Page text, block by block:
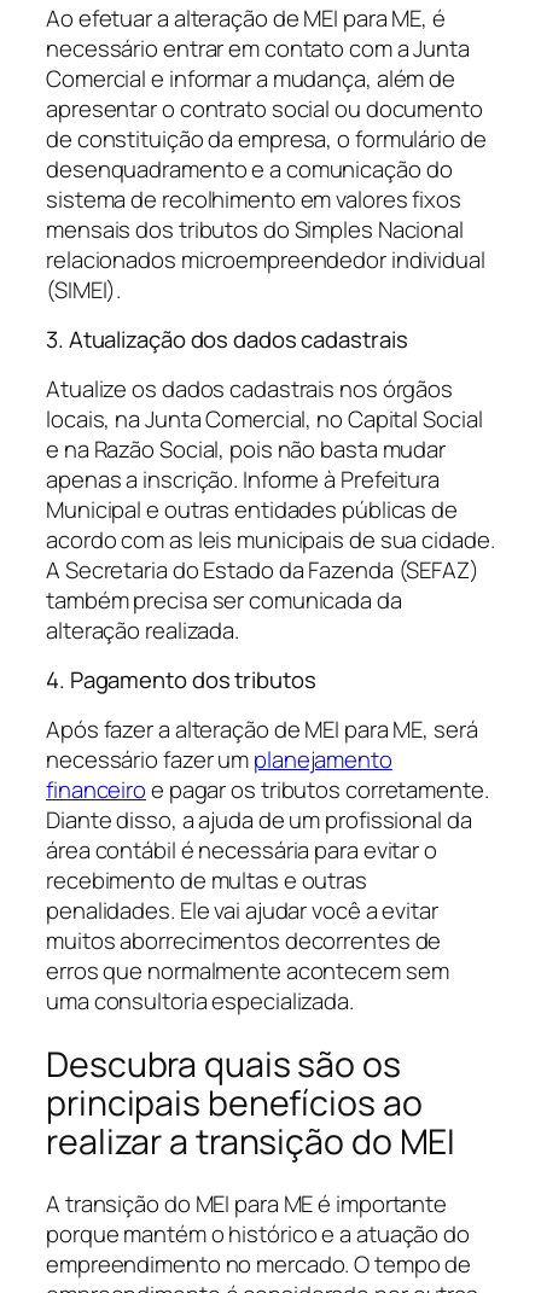
Ao efetuar a alteração de MEI para ME, é
necessário entrar em contato com a Junta
Comercial e informar a mudança, além de
apresentar o contrato social ou documento
de constituição da empresa, o formulário de
desenquadramento e a comunicação do
sistema de recolhimento em valores fixos
mensais dos tributos do Simples Nacional
relacionados microempreendedor individual
(SIMEI).
3. Atualização dos dados cadastrais
Atualize os dados cadastrais nos órgãos
locais, na Junta Comercial, no Capital Social
e na Razão Social, pois não basta mudar
apenas a inscrição. Informe à Prefeitura
Municipal e outras entidades públicas de
acordo com as leis municipais de sua cidade.
A Secretaria do Estado da Fazenda (SEFAZ)
também precisa ser comunicada da
alteração realizada.
4. Pagamento dos tributos
Após fazer a alteração de MEI para ME, será
necessário fazer umplanejamento
financeiroe pagar os tributos corretamente.
Diante disso, a ajuda de um profissional da
área contábil é necessária para evitar o
recebimento de multas e outras
penalidades. Ele vai ajudar você a evitar
muitos aborrecimentos decorrentes de
erros que normalmente acontecem sem
uma consultoria especializada.
Descubra quais são os
principais benefícios ao
realizar a transição do MEI
A transição do MEI para ME é importante
porque mantém o histórico e a atuação do
empreendimento no mercado. O tempo de